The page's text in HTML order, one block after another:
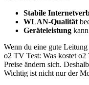
Stabile
WLAN-Qualität
Geräteleistung
Wenn du eine gute
o2 TV Test: Was kostet o2
Preise ändern sich.
Wichtig ist nicht nur der